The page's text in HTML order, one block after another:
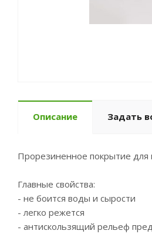
Описание Задать
Прорезиненное покрытие для
Главные свойства:
- не боится воды и сырости
- легко режется
- антискользящий рельеф